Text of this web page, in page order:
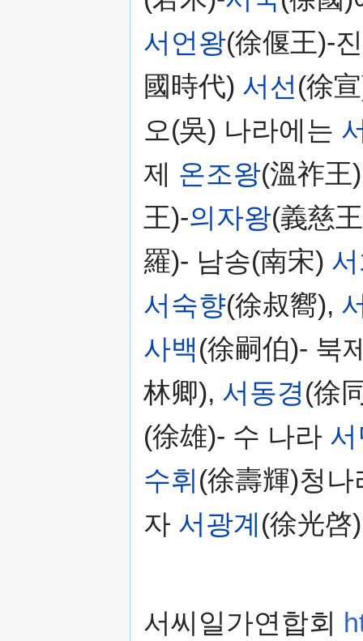
서언왕(徐偃王)-
國時代) 서선(徐
오(吳) 나라에는
제 온조왕(溫祚王)
王)-의자왕(義慈
羅)- 남송(南宋)
서숙향(徐叔嚮),
사백(徐嗣伯)- 북
林卿), 서동경(徐
(徐雄)- 수 나라
수휘(徐壽輝)청
자 서광계(徐光啓)
서씨일가연합회